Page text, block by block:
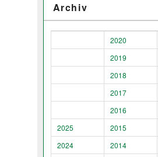
Archiv
2020
2019
2018
2017
2016
2025
2015
2024
2014